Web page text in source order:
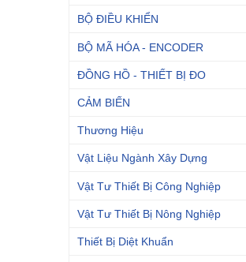
BỘ ĐIỀU KHIỂN
BỘ MÃ HÓA - ENCODER
ĐỒNG HỒ - THIẾT BỊ ĐO
CẢM BIẾN
Thương Hiệu
Vật Liệu Ngành Xây Dựng
Vật Tư Thiết Bị Công Nghiệp
Vật Tư Thiết Bị Nông Nghiệp
Thiết Bị Diệt Khuẩn